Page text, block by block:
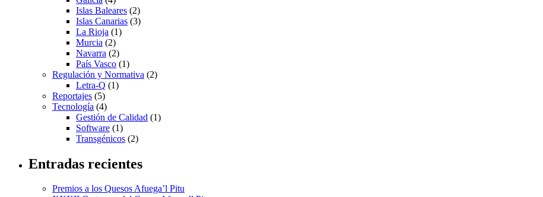
Islas Baleares (2)
Islas Canarias (3)
La Rioja (1)
Murcia (2)
Navarra (2)
País Vasco (1)
Regulación y Normativa (2)
Letra-Q (1)
Reportajes (5)
Tecnología (4)
Gestión de Calidad (1)
Software (1)
Transgénicos (2)
Entradas recientes
Premios a los Quesos Afuega’l Pitu